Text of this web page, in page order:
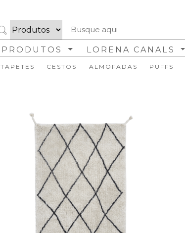
PRODUTOS LORENA CANALS
TAPETES CESTOS ALMOFADAS PUFFS